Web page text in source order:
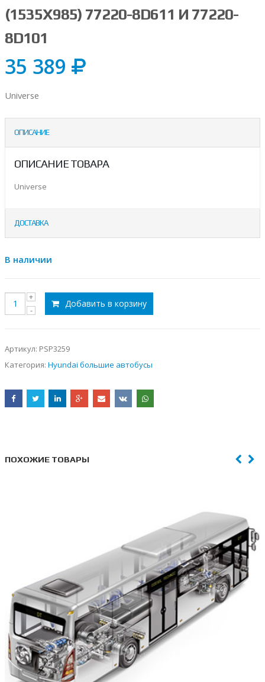
(1535Х985) 77220-8D611 И 77220-
8D101
35 389
Universe
ОПИСАНИЕ
ОПИСАНИЕ ТОВАРА
Universe
ДОСТАВКА
В наличии
Добавить в корзину
Артикул: PSP3259
Категория: Hyundai большие автобусы
ПОХОЖИЕ ТОВАРЫ